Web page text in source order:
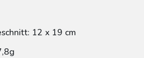
12 x 19 cm